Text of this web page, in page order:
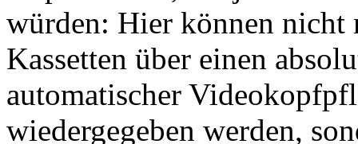
würden: Hier können
Kassetten über einen
automatischer
wiedergegeben werden,